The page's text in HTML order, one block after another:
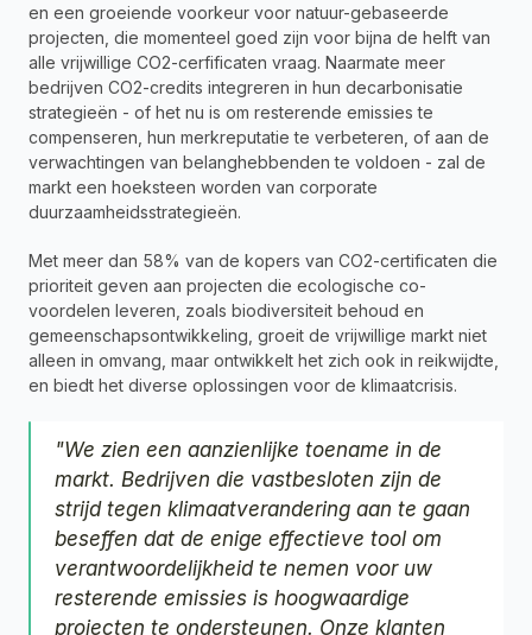
en een groeiende voorkeur voor natuur-gebaseerde
projecten, die momenteel goed zijn voor bijna de helft van
alle vrijwillige CO2-cerfificaten vraag. Naarmate meer
bedrijven CO2-credits integreren in hun decarbonisatie
strategieën - of het nu is om resterende emissies te
compenseren, hun merkreputatie te verbeteren, of aan de
verwachtingen van belanghebbenden te voldoen - zal de
markt een hoeksteen worden van corporate
duurzaamheidsstrategieën.
Met meer dan 58% van de kopers van CO2-certificaten die
prioriteit geven aan projecten die ecologische co-
voordelen leveren, zoals biodiversiteit behoud en
gemeenschapsontwikkeling, groeit de vrijwillige markt niet
alleen in omvang, maar ontwikkelt het zich ook in reikwijdte,
en biedt het diverse oplossingen voor de klimaatcrisis.
"We zien een aanzienlijke toename in de
markt. Bedrijven die vastbesloten zijn de
strijd tegen klimaatverandering aan te gaan
beseffen dat de enige effectieve tool om
verantwoordelijkheid te nemen voor uw
resterende emissies is hoogwaardige
projecten te ondersteunen. Onze klanten